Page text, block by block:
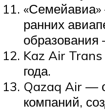
ранних
образования
Kaz Air Trans
года.
Qazaq Air —
компаний,